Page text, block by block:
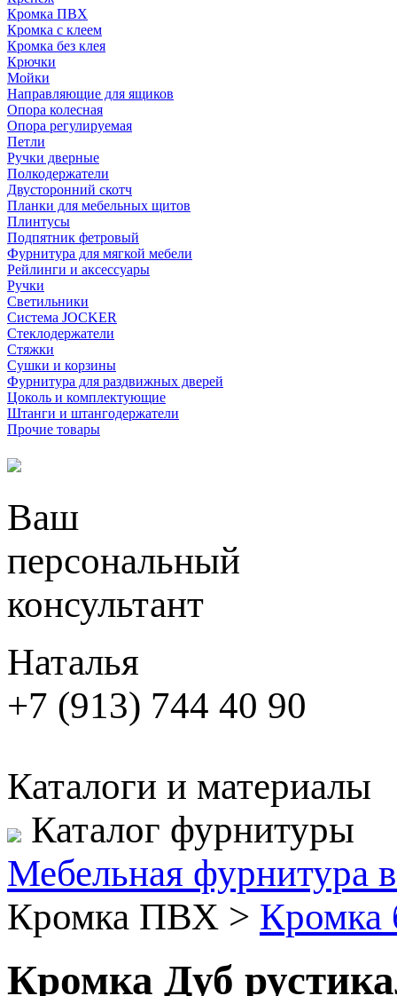
Кромка ПВХ
Кромка с клеем
Кромка без клея
Крючки
Мойки
Направляющие для ящиков
Опора колесная
Опора регулируемая
Петли
Ручки дверные
Полкодержатели
Двусторонний скотч
Планки для мебельных щитов
Плинтусы
Подпятник фетровый
Фурнитура для мягкой мебели
Рейлинги и аксессуары
Ручки
Светильники
Система JOCKER
Стеклодержатели
Стяжки
Сушки и корзины
Фурнитура для раздвижных дверей
Цоколь и комплектующие
Штанги и штангодержатели
Прочие товары
Ваш
персональный
консультант
Наталья
+7 (913) 744 40 90
Каталоги и материалы
Каталог фурнитуры
Мебельная фурнитура
Кромка ПВХ > Кромка
Кромка Дуб